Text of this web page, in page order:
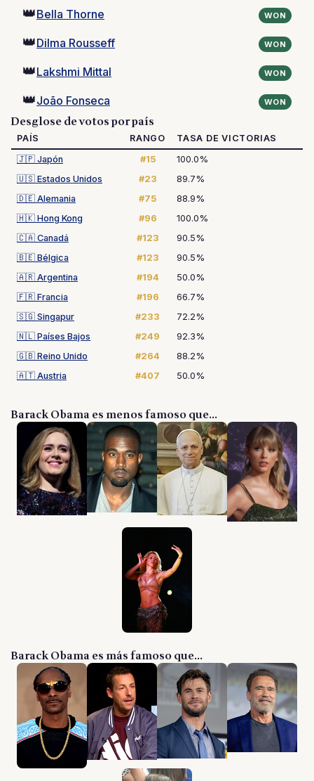
👑Bella Thorne WON
👑Dilma Rousseff WON
👑Lakshmi Mittal WON
👑João Fonseca WON
Desglose de votos por país
PAÍS RANGO
TASA DE VICTORIAS
🇯🇵 Japón #15
100.0%
🇺🇸 Estados Unidos #23
89.7%
🇩🇪 Alemania #75
88.9%
🇭🇰 Hong Kong #96
100.0%
🇨🇦 Canadá #123
90.5%
🇧🇪 Bélgica #123
90.5%
🇦🇷 Argentina #194
50.0%
🇫🇷 Francia #196
66.7%
🇸🇬 Singapur #233
72.2%
🇳🇱 Países Bajos #249
92.3%
🇬🇧 Reino Unido #264
88.2%
🇦🇹 Austria #407 50.0%
Barack Obama es menos famoso que...
Barack Obama es más famoso que...